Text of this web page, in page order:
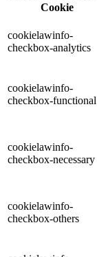
Cookie
cookielawinfo-
checkbox-analytics
cookielawinfo-
checkbox-functional
cookielawinfo-
checkbox-necessary
cookielawinfo-
checkbox-others